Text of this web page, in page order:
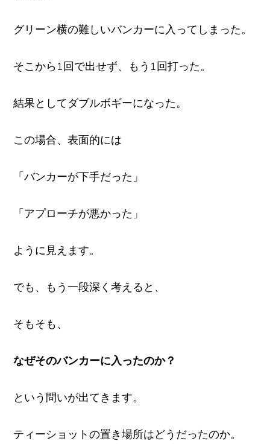
グリーン横の難しいバンカーに入ってしまった。
そこから1回で出せず、もう1回打った。
結果としてダブルボギーになった。
この場合、表面的には
「バンカーが下手だった」
「アプローチが悪かった」
ように見えます。
でも、もう一段深く考えると、
そもそも、
なぜそのバンカーに入ったのか？
という問いが出てきます。
ティーショットの置き場所はどうだったのか。